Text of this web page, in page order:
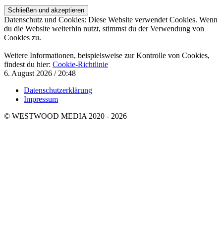
Datenschutz und Cookies: Diese Website verwendet Cookies. Wenn
du die Website weiterhin nutzt, stimmst du der Verwendung von
Cookies zu.
Weitere Informationen, beispielsweise zur Kontrolle von Cookies,
findest du hier: Cookie-Richtlinie
6. August 2026 / 20:48
Datenschutzerklärung
Impressum
© WESTWOOD MEDIA 2020 - 2026